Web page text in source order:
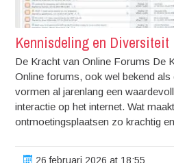
Kennisdeling en Diversiteit
De Kracht van Online Forums De
Online forums, ook wel bekend
vormen al jarenlang een
interactie op het internet. Wat
ontmoetingsplaatsen zo krachtig
26 februari 2026 at 18:55